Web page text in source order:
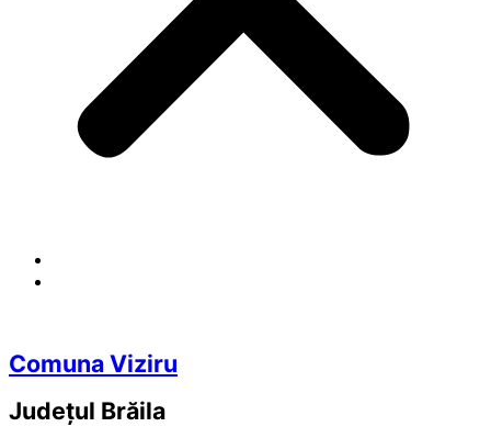
Comuna Viziru
Județul Brăila